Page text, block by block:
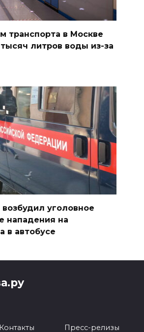
транспорта в Москве
литров воды из-за
уголовное
нападения на
в автобусе
Контакты Пресс-релизы